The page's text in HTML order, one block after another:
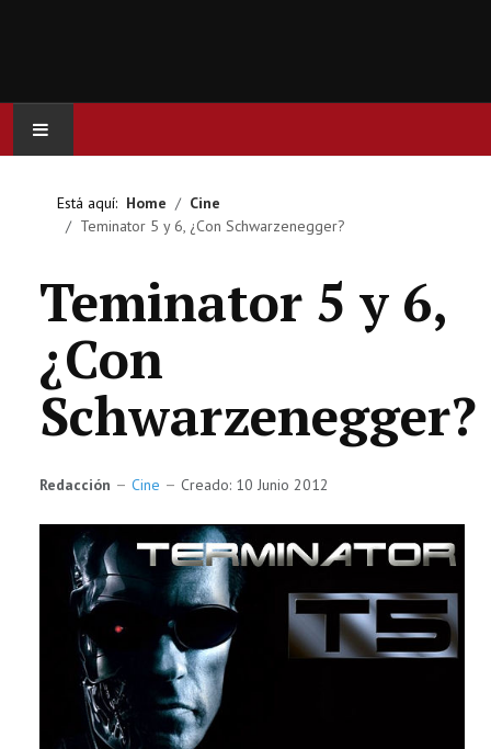
ACTUALIDAD
CINE
SERIES
JUEGOS
LETRAS
CIENCIA
CULTURA
SALUD
Está aquí: Home
Cine
Teminator 5 y 6, ¿Con Schwarzenegger?
Teminator 5 y 6,
¿Con
Schwarzenegger?
Redacción Cine Creado: 10 Junio 2012